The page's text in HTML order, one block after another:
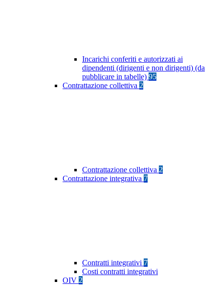
Incarichi conferiti e autorizzati ai
dipendenti (dirigenti e non dirigenti) (da
pubblicare in tabelle) 95
Contrattazione collettiva 2
Contrattazione collettiva 2
Contrattazione integrativa 7
Contratti integrativi 7
Costi contratti integrativi
OIV 2